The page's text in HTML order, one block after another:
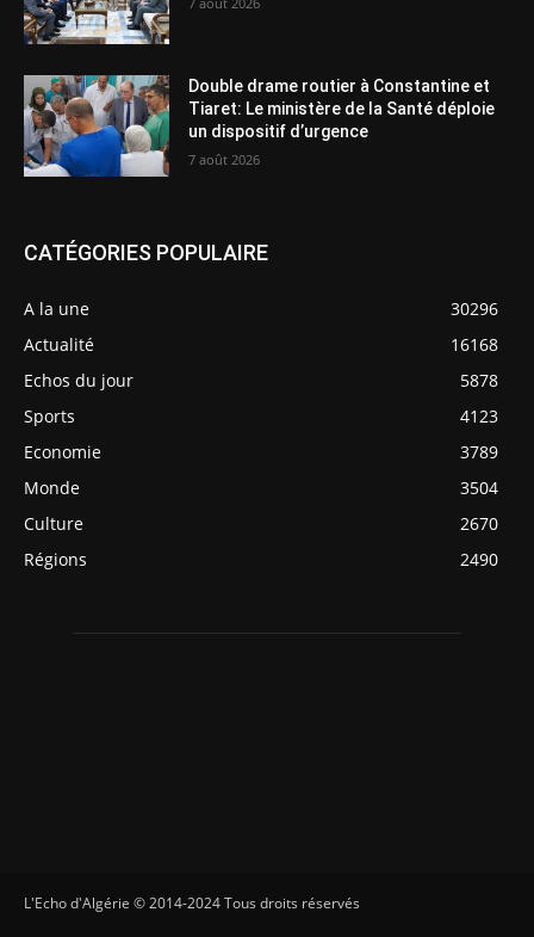
Double drame routier à Constantine et
Tiaret: Le ministère de la Santé déploie
un dispositif d’urgence
7 août 2026
CATÉGORIES POPULAIRE
A la une
30296
Actualité
16168
Echos du jour
5878
Sports
4123
Economie
3789
Monde
3504
Culture
2670
Régions
2490
L'Echo d'Algérie © 2014-2024 Tous droits réservés